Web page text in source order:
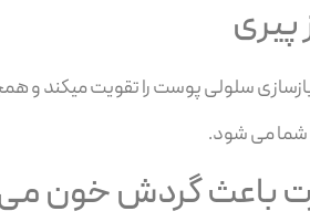
پیری
سلولی پوست را تقویت میکند و
می شود.
باعث گردش خون